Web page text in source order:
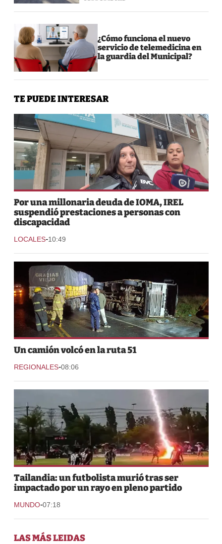
¿Cómo funciona el nuevo
servicio de telemedicina en
la guardia del Municipal?
TE PUEDE INTERESAR
Por una millonaria deuda de IOMA, IREL
suspendió prestaciones a personas con
discapacidad
LOCALES-10:49
Un camión volcó en la ruta 51
REGIONALES-08:06
Tailandia: un futbolista murió tras ser
impactado por un rayo en pleno partido
MUNDO-07:18
LAS MÁS LEIDAS